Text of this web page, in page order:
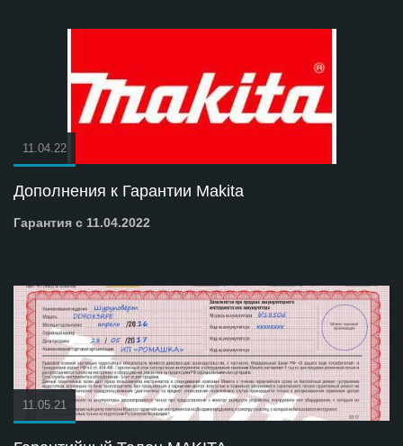
11.04.22
Дополнения к Гарантии Makita
Гарантия с 11.04.2022
11.05.21